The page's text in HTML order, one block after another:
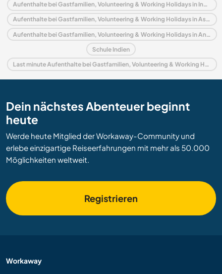
Aufenthalte bei Gastfamilien, Volunteering & Working Holidays in Indien
Aufenthalte bei Gastfamilien, Volunteering & Working Holidays in Asien
Aufenthalte bei Gastfamilien, Volunteering & Working Holidays in Andhra Pradesh
Schule Indien
Last minute Aufenthalte bei Gastfamilien, Volunteering & Working Holidays in Indien
Dein nächstes Abenteuer beginnt
heute
Werde heute Mitglied der Workaway-Community und
erlebe einzigartige Reiseerfahrungen mit mehr als 50.000
Möglichkeiten weltweit.
Registrieren
Workaway